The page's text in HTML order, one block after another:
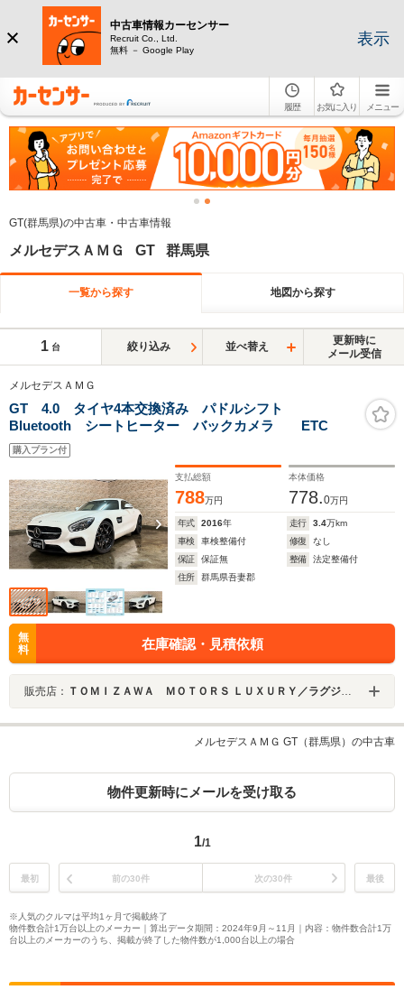
中古車情報カーセンサー
Recruit Co., Ltd.
無料 － Google Play
表示
履歴 お気に入り メニュー
GT(群馬県)の中古車・中古車情報
メルセデスＡＭＧ GT 群馬県
一覧から探す 地図から探す
1 台 絞り込み 並べ替え
更新時に
メール受信
メルセデスＡＭＧ
GT 4.0 タイヤ4本交換済み パドルシフト
Bluetooth シートヒーター バックカメラ ETC
購入プラン付
支払総額
788万円
本体価格
778.0万円
年式 2016年 走行 3.4万km
車検
車検整備付 修復
なし
保証
保証無 整備
法定整備付
住所
群馬県吾妻郡
無
料
在庫確認・見積依頼
販売店： ＴＯＭＩＺＡＷＡ ＭＯＴＯＲＳ ＬＵＸＵＲＹ／ラグジュアリー
メルセデスＡＭＧ GT（群馬県）の中古車
物件更新時にメールを受け取る
1/1
最初 前の30件 次の30件 最後
※人気のクルマは平均1ヶ月で掲載終了
物件数合計1万台以上のメーカー｜算出データ期間：2024年9月～11月｜内容：物件数合計1万
台以上のメーカーのうち、掲載が終了した物件数が1,000台以上の場合